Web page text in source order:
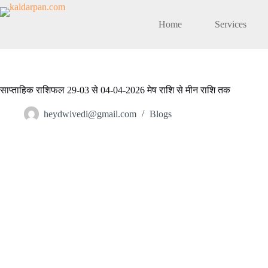
Skip
to
Home Services
साप्ताहिक राशिफल 29-03 से 04-04-2026 मेष राशि से मीन राशि तक
heydwivedi@gmail.com Blogs